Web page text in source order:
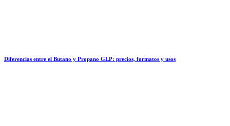
Diferencias entre el Butano y Propano GLP: precios, formatos y usos